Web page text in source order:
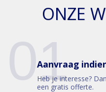
ONZE
01
Aanvraag
Heb je interesse?
een gratis offerte.